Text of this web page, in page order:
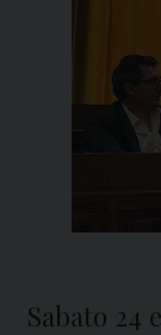
Sabato 24